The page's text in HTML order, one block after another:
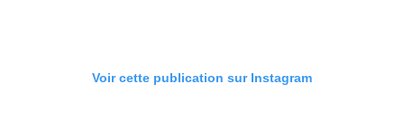
Voir cette publication sur Instagram